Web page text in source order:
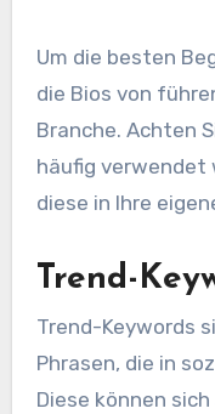
Um die besten
die Bios von
Branche. Achten
häufig verwendet
diese in Ihre
Trend-
Trend-Keywords
Phrasen, die in
Diese können